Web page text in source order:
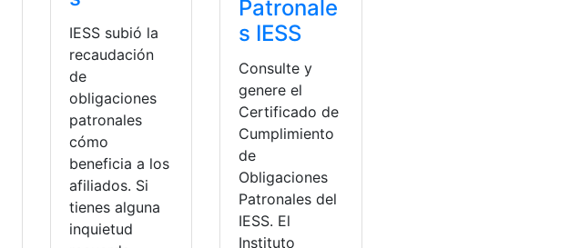
IESS subió la
recaudación
de
obligaciones
patronales
cómo
beneficia a los
afiliados. Si
tienes alguna
inquietud
Patronale
s IESS
Consulte y
genere el
Certificado de
Cumplimiento
de
Obligaciones
Patronales del
IESS. El
Instituto